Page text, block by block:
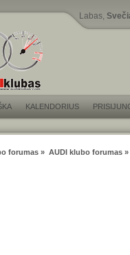
Labas,
KALENDORIUS
forumas » AUDI klubo forumas»